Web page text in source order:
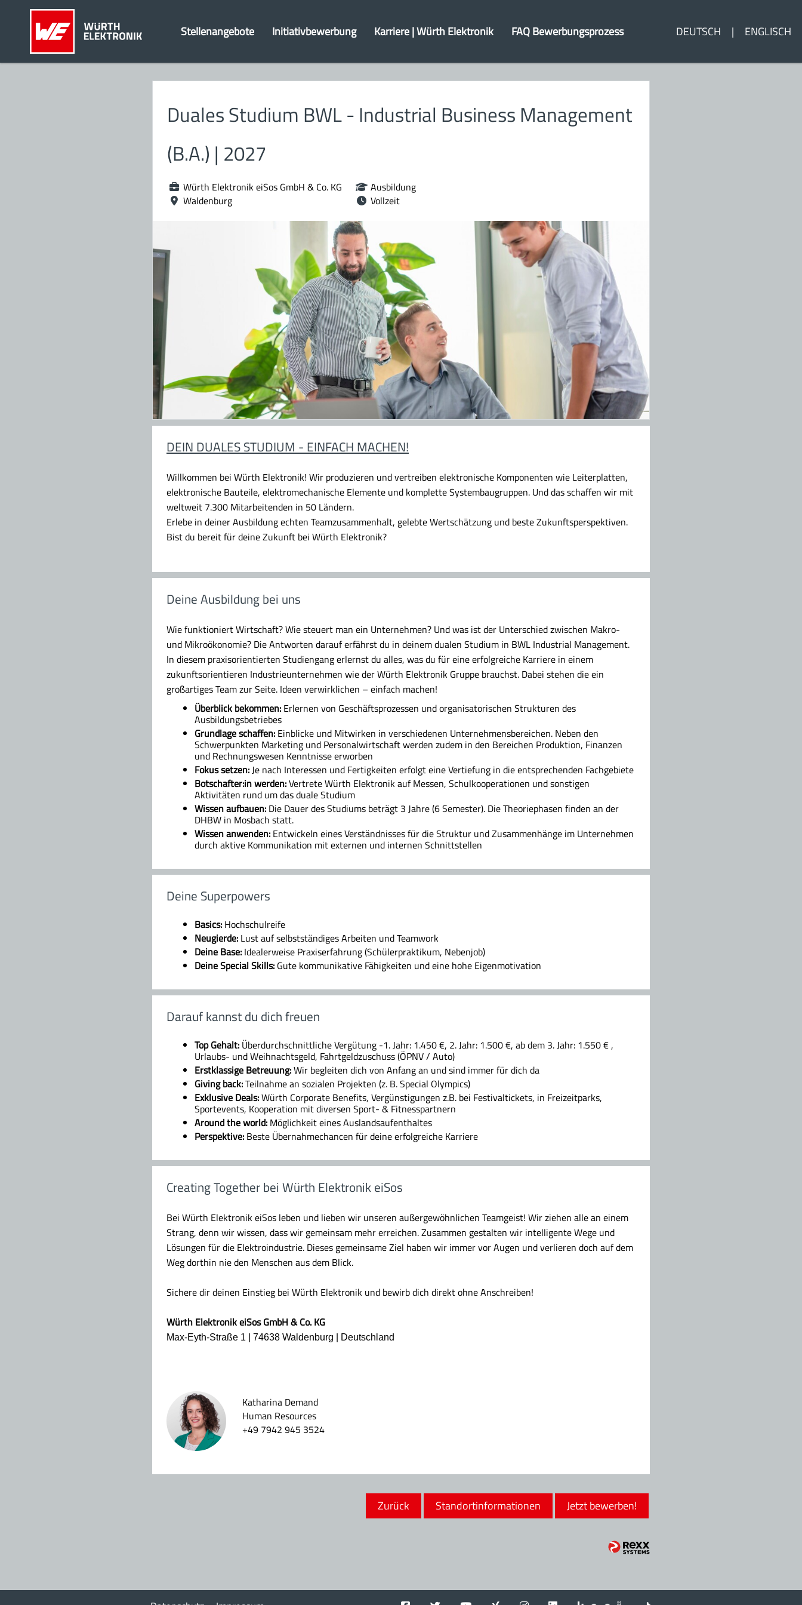
DEUTSCH ENGLISCH
Stellenangebote Initiativbewerbung Karriere | Würth Elektronik FAQ Bewerbungsprozess
Duales Studium BWL - Industrial Business Management
(B.A.) | 2027
Würth Elektronik eiSos GmbH & Co. KG
Waldenburg
Ausbildung
Vollzeit
DEIN DUALES STUDIUM - EINFACH MACHEN!
Willkommen bei Würth Elektronik! Wir produzieren und vertreiben elektronische Komponenten wie Leiterplatten,
elektronische Bauteile, elektromechanische Elemente und komplette Systembaugruppen. Und das schaffen wir mit
weltweit 7.300 Mitarbeitenden in 50 Ländern.
Erlebe in deiner Ausbildung echten Teamzusammenhalt, gelebte Wertschätzung und beste Zukunftsperspektiven.
Bist du bereit für deine Zukunft bei Würth Elektronik?
Deine Ausbildung bei uns
Wie funktioniert Wirtschaft? Wie steuert man ein Unternehmen? Und was ist der Unterschied zwischen Makro-
und Mikroökonomie? Die Antworten darauf erfährst du in deinem dualen Studium in BWL Industrial Management.
In diesem praxisorientierten Studiengang erlernst du alles, was du für eine erfolgreiche Karriere in einem
zukunftsorientieren Industrieunternehmen wie der Würth Elektronik Gruppe brauchst. Dabei stehen die ein
großartiges Team zur Seite. Ideen verwirklichen – einfach machen!
Überblick bekommen: Erlernen von Geschäftsprozessen und organisatorischen Strukturen des
Ausbildungsbetriebes
Grundlage schaffen: Einblicke und Mitwirken in verschiedenen Unternehmensbereichen. Neben den
Schwerpunkten Marketing und Personalwirtschaft werden zudem in den Bereichen Produktion, Finanzen
und Rechnungswesen Kenntnisse erworben
Fokus setzen: Je nach Interessen und Fertigkeiten erfolgt eine Vertiefung in die entsprechenden Fachgebiete
Botschafter:in werden:Vertrete Würth Elektronik auf Messen, Schulkooperationen und sonstigen
Aktivitäten rund um das duale Studium
Wissen aufbauen: Die Dauer des Studiums beträgt 3 Jahre (6 Semester). Die Theoriephasen finden an der
DHBW in Mosbach statt.
Wissen anwenden: Entwickeln eines Verständnisses für die Struktur und Zusammenhänge im Unternehmen
durch aktive Kommunikation mit externen und internen Schnittstellen
Deine Superpowers
Basics: Hochschulreife
Neugierde: Lust auf selbstständiges Arbeiten und Teamwork
Deine Base: Idealerweise Praxiserfahrung (Schülerpraktikum, Nebenjob)
Deine Special Skills: Gute kommunikative Fähigkeiten und eine hohe Eigenmotivation
Darauf kannst du dich freuen
Top Gehalt: Überdurchschnittliche Vergütung -1. Jahr: 1.450 €, 2. Jahr: 1.500 €, ab dem 3. Jahr: 1.550 € ,
Urlaubs- und Weihnachtsgeld, Fahrtgeldzuschuss (ÖPNV / Auto)
Erstklassige Betreuung:Wir begleiten dich von Anfang an und sind immer für dich da
Giving back:Teilnahme an sozialen Projekten (z. B. Special Olympics)
Exklusive Deals:Würth Corporate Benefits, Vergünstigungen z.B. bei Festivaltickets, in Freizeitparks,
Sportevents, Kooperation mit diversen Sport- & Fitnesspartnern
Around the world: Möglichkeit eines Auslandsaufenthaltes
Perspektive: Beste Übernahmechancen für deine erfolgreiche Karriere
Creating Together bei Würth Elektronik eiSos
Bei Würth Elektronik eiSos leben und lieben wir unseren außergewöhnlichen Teamgeist! Wir ziehen alle an einem
Strang, denn wir wissen, dass wir gemeinsam mehr erreichen. Zusammen gestalten wir intelligente Wege und
Lösungen für die Elektroindustrie. Dieses gemeinsame Ziel haben wir immer vor Augen und verlieren doch auf dem
Weg dorthin nie den Menschen aus dem Blick.
Sichere dir deinen Einstieg bei Würth Elektronik und bewirb dich direkt ohne Anschreiben!
Würth Elektronik eiSos GmbH & Co. KG
Max-Eyth-Straße 1 | 74638 Waldenburg | Deutschland
Katharina Demand
Human Resources
+49 7942 945 3524
Standortinformationen
Zurück Jetzt bewerben!